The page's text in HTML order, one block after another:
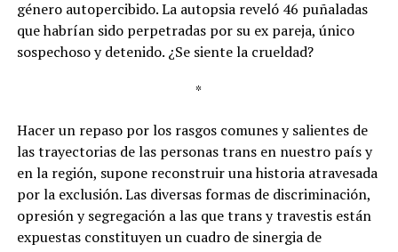
género autopercibido. La autopsia reveló 46 puñaladas
que habrían sido perpetradas por su ex pareja, único
sospechoso y detenido. ¿Se siente la crueldad?
*
Hacer un repaso por los rasgos comunes y salientes de
las trayectorias de las personas trans en nuestro país y
en la región, supone reconstruir una historia atravesada
por la exclusión. Las diversas formas de discriminación,
opresión y segregación a las que trans y travestis están
expuestas constituyen un cuadro de sinergia de